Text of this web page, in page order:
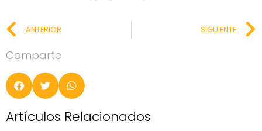
ANTERIOR SIGUIENTE
Comparte
Artículos Relacionados